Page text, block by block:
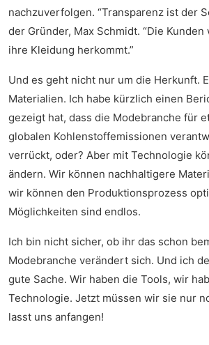
nachzuverfolgen. Transparenz ist der
der Gründer, Max Schmidt.
Die Kunden
ihre Kleidung herkommt.
Und es geht nicht nur um die Herkunft.
Materialien. Ich habe kürzlich einen
gezeigt hat, dass die Modebranche für
globalen Kohlenstoffemissionen
verrückt, oder? Aber mit Technologie
ändern. Wir können nachhaltigere
wir können den Produktionsprozess
Möglichkeiten sind endlos.
Ich bin nicht sicher, ob ihr das schon
Modebranche verändert sich. Und ich
gute Sache. Wir haben die Tools, wir
Technologie. Jetzt müssen wir sie nur
lasst uns anfangen!